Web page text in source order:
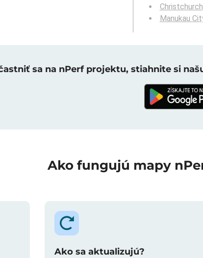
Christchurch
Manukau
sa na nPerf projektu, stiahnite si
Ako fungujú mapy
Ako sa aktualizujú?